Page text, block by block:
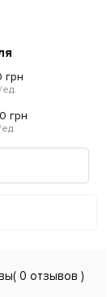
грн
ед.
грн
( 0 отзывов )